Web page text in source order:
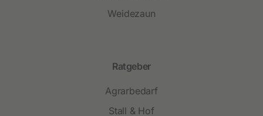
Weidezaun
Ratgeber
Agrarbedarf
Stall & Hof